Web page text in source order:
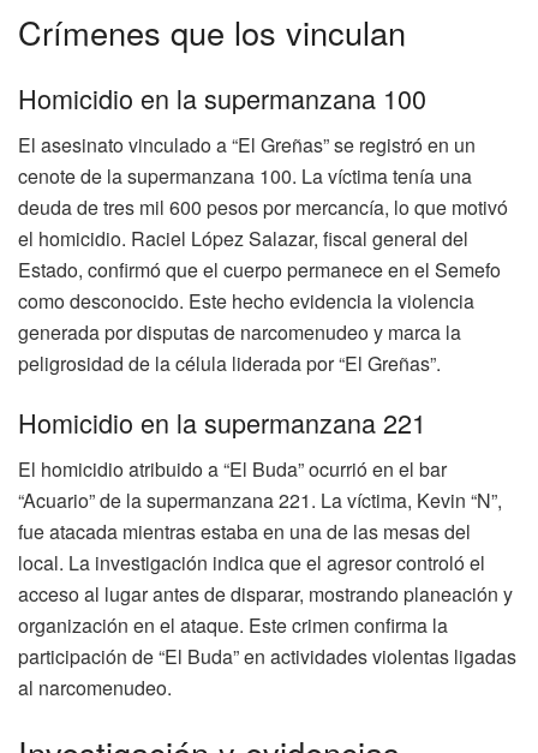
Crímenes que los vinculan
Homicidio en la supermanzana 100
El asesinato vinculado a “El Greñas” se registró en un
cenote de la supermanzana 100. La víctima tenía una
deuda de tres mil 600 pesos por mercancía, lo que motivó
el homicidio. Raciel López Salazar, fiscal general del
Estado, confirmó que el cuerpo permanece en el Semefo
como desconocido. Este hecho evidencia la violencia
generada por disputas de narcomenudeo y marca la
peligrosidad de la célula liderada por “El Greñas”.
Homicidio en la supermanzana 221
El homicidio atribuido a “El Buda” ocurrió en el bar
“Acuario” de la supermanzana 221. La víctima, Kevin “N”,
fue atacada mientras estaba en una de las mesas del
local. La investigación indica que el agresor controló el
acceso al lugar antes de disparar, mostrando planeación y
organización en el ataque. Este crimen confirma la
participación de “El Buda” en actividades violentas ligadas
al narcomenudeo.